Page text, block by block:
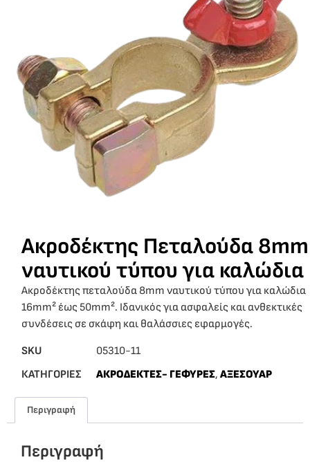
Ακροδέκτης Πεταλούδα 8mm
ναυτικού τύπου για καλώδια
Ακροδέκτης πεταλούδα 8mm ναυτικού τύπου για καλώδια
16mm² έως 50mm². Ιδανικός για ασφαλείς και ανθεκτικές
συνδέσεις σε σκάφη και θαλάσσιες εφαρμογές.
SKU
05310-11
ΚΑΤΗΓΟΡΙΕΣ
ΑΚΡΟΔΕΚΤΕΣ- ΓΕΦΥΡΕΣ, ΑΞΕΣΟΥΑΡ
Περιγραφή
Περιγραφή